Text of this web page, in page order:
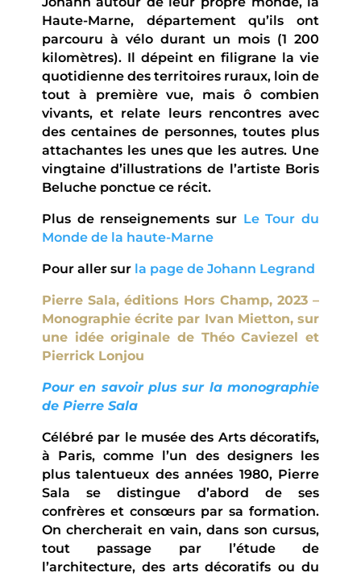
Haute-Marne, département qu’ils ont
parcouru à vélo durant un mois (1 200
kilomètres). Il dépeint en filigrane la vie
quotidienne des territoires ruraux, loin de
tout à première vue, mais ô combien
vivants, et relate leurs rencontres avec
des centaines de personnes, toutes plus
attachantes les unes que les autres. Une
vingtaine d’illustrations de l’artiste Boris
Beluche ponctue ce récit.
Plus de renseignements sur Le Tour du
Monde de la haute-Marne
Pour aller sur la page de Johann Legrand
Pierre Sala, éditions Hors Champ, 2023 –
Monographie écrite par Ivan Mietton, sur
une idée originale de Théo Caviezel et
Pierrick Lonjou
Pour en savoir plus sur la monographie
de Pierre Sala
Célébré par le musée des Arts décoratifs,
à Paris, comme l’un des designers les
plus talentueux des années 1980, Pierre
Sala se distingue d’abord de ses
confrères et consœurs par sa formation.
On chercherait en vain, dans son cursus,
tout passage par l’étude de
l’architecture, des arts décoratifs ou du